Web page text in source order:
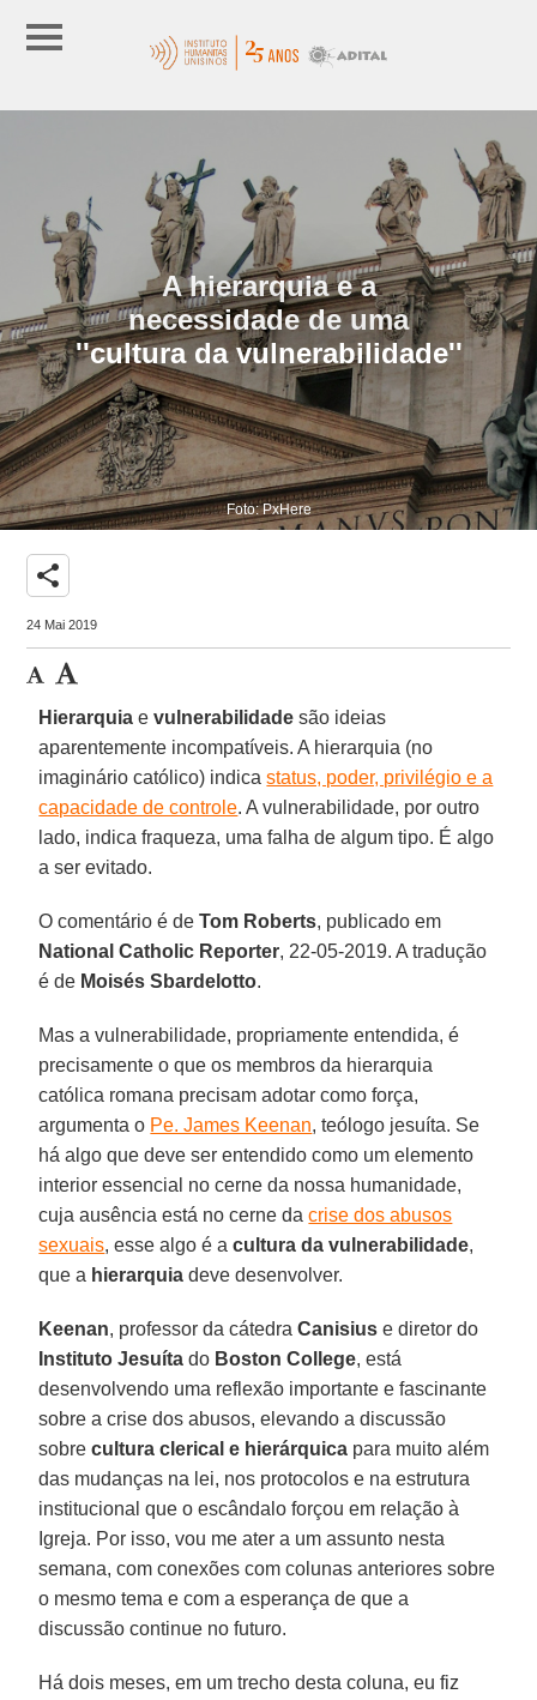
A hierarquia e a
necessidade de uma
''cultura da vulnerabilidade''
Foto: PxHere
share
24 Mai 2019
Hierarquia evulnerabilidade são ideias
aparentemente incompatíveis. A hierarquia (no
imaginário católico) indicastatus, poder, privilégio e a
capacidade de controle. A vulnerabilidade, por outro
lado, indica fraqueza, uma falha de algum tipo. É algo
a ser evitado.
O comentário é deTom Roberts, publicado em
National Catholic Reporter, 22-05-2019. A tradução
é de Moisés Sbardelotto.
Mas a vulnerabilidade, propriamente entendida, é
precisamente o que os membros da hierarquia
católica romana precisam adotar como força,
argumenta o Pe. James Keenan, teólogo jesuíta. Se
há algo que deve ser entendido como um elemento
interior essencial no cerne da nossa humanidade,
cuja ausência está no cerne dacrise dos abusos
sexuais, esse algo é acultura da vulnerabilidade,
que a hierarquia deve desenvolver.
Keenan, professor da cátedraCanisius e diretor do
Instituto Jesuíta do Boston College, está
desenvolvendo uma reflexão importante e fascinante
sobre a crise dos abusos, elevando a discussão
sobrecultura clerical e hierárquica para muito além
das mudanças na lei, nos protocolos e na estrutura
institucional que o escândalo forçou em relação à
Igreja. Por isso, vou me ater a um assunto nesta
semana, com conexões com colunas anteriores sobre
o mesmo tema e com a esperança de que a
discussão continue no futuro.
Há dois meses, em um trecho desta coluna, eu fiz